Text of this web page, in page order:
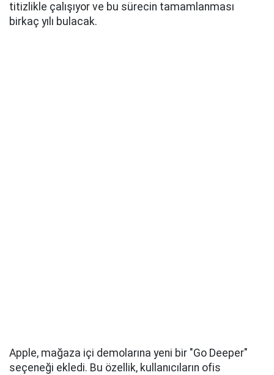
titizlikle çalışıyor ve bu sürecin tamamlanması
birkaç yılı bulacak.
Apple, mağaza içi demolarına yeni bir "Go Deeper"
seçeneği ekledi. Bu özellik, kullanıcıların ofis